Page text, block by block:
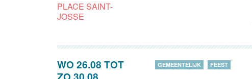
PLACE SAINT-
JOSSE
WO 26.08 TOT
GEMEENTELIJK FEEST